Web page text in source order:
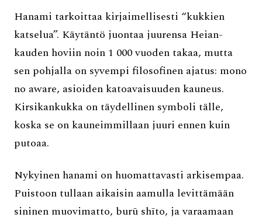
Hanami tarkoittaa kirjaimellisesti “kukkien
katselua”. Käytäntö juontaa juurensa Heian-
kauden hoviin noin 1 000 vuoden takaa, mutta
sen pohjalla on syvempi filosofinen ajatus: mono
no aware, asioiden katoavaisuuden kauneus.
Kirsikankukka on täydellinen symboli tälle,
koska se on kauneimmillaan juuri ennen kuin
putoaa.
Nykyinen hanami on huomattavasti arkisempaa.
Puistoon tullaan aikaisin aamulla levittämään
sininen muovimatto, burū shīto, ja varaamaan